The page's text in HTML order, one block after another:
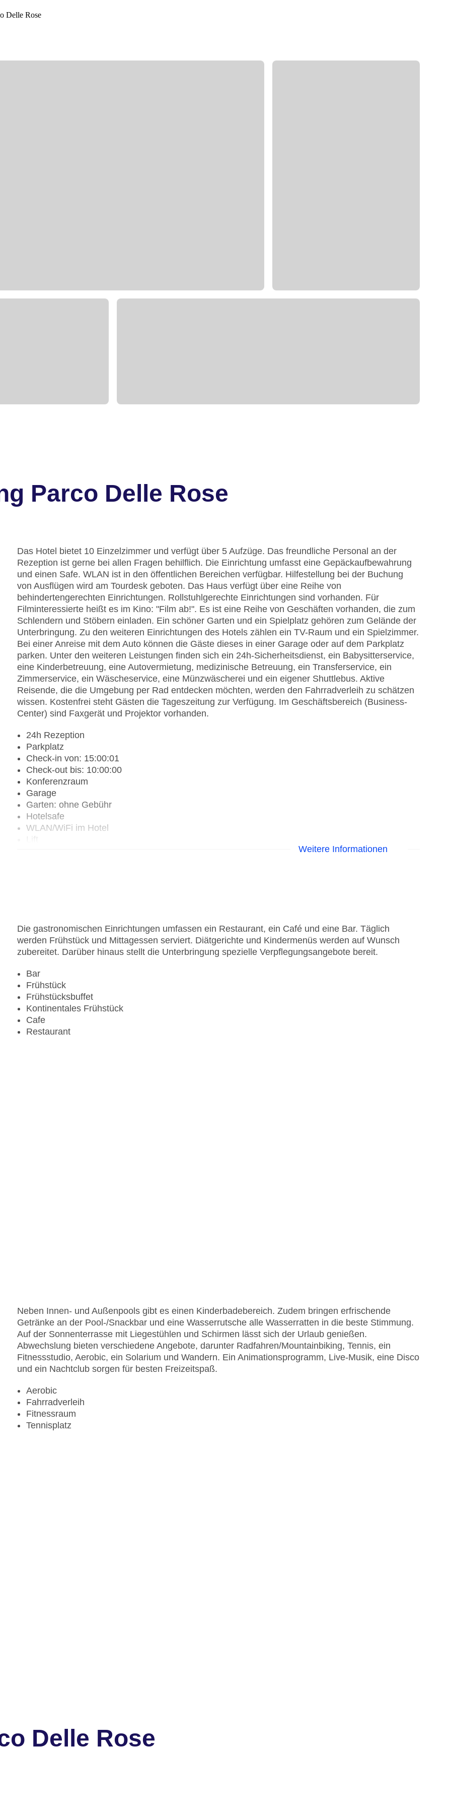
Parco Delle Rose
Das Hotel bietet 10 Einzelzimmer und verfügt über 5 Aufzüge. Das freundliche Personal an der
Rezeption ist gerne bei allen Fragen behilflich. Die Einrichtung umfasst eine Gepäckaufbewahrung
und einen Safe. WLAN ist in den öffentlichen Bereichen verfügbar. Hilfestellung bei der Buchung
von Ausflügen wird am Tourdesk geboten. Das Haus verfügt über eine Reihe von
behindertengerechten Einrichtungen. Rollstuhlgerechte Einrichtungen sind vorhanden. Für
Filminteressierte heißt es im Kino: "Film ab!". Es ist eine Reihe von Geschäften vorhanden, die zum
Schlendern und Stöbern einladen. Ein schöner Garten und ein Spielplatz gehören zum Gelände der
Unterbringung. Zu den weiteren Einrichtungen des Hotels zählen ein TV-Raum und ein Spielzimmer.
Bei einer Anreise mit dem Auto können die Gäste dieses in einer Garage oder auf dem Parkplatz
parken. Unter den weiteren Leistungen finden sich ein 24h-Sicherheitsdienst, ein Babysitterservice,
eine Kinderbetreuung, eine Autovermietung, medizinische Betreuung, ein Transferservice, ein
Zimmerservice, ein Wäscheservice, eine Münzwäscherei und ein eigener Shuttlebus. Aktive
Reisende, die die Umgebung per Rad entdecken möchten, werden den Fahrradverleih zu schätzen
wissen. Kostenfrei steht Gästen die Tageszeitung zur Verfügung. Im Geschäftsbereich (Business-
Center) sind Faxgerät und Projektor vorhanden.
24h Rezeption
Parkplatz
Check-in von: 15:00:01
Check-out bis: 10:00:00
Konferenzraum
Garage
Garten: ohne Gebühr
Hotelsafe
WLAN/WiFi im Hotel
Lift
Wasserrutsche
Zahlungsarten: American Express, Diners Club, EC Maestro, Mastercard, Visa
Landeskategorie: 4 Sterne
Weitere Informationen
Die gastronomischen Einrichtungen umfassen ein Restaurant, ein Café und eine Bar. Täglich
werden Frühstück und Mittagessen serviert. Diätgerichte und Kindermenüs werden auf Wunsch
zubereitet. Darüber hinaus stellt die Unterbringung spezielle Verpflegungsangebote bereit.
Bar
Frühstück
Frühstücksbuffet
Kontinentales Frühstück
Cafe
Restaurant
Neben Innen- und Außenpools gibt es einen Kinderbadebereich. Zudem bringen erfrischende
Getränke an der Pool-/Snackbar und eine Wasserrutsche alle Wasserratten in die beste Stimmung.
Auf der Sonnenterrasse mit Liegestühlen und Schirmen lässt sich der Urlaub genießen.
Abwechslung bieten verschiedene Angebote, darunter Radfahren/Mountainbiking, Tennis, ein
Fitnessstudio, Aerobic, ein Solarium und Wandern. Ein Animationsprogramm, Live-Musik, eine Disco
und ein Nachtclub sorgen für besten Freizeitspaß.
Aerobic
Fahrradverleih
Fitnessraum
Tennisplatz
Delle Rose